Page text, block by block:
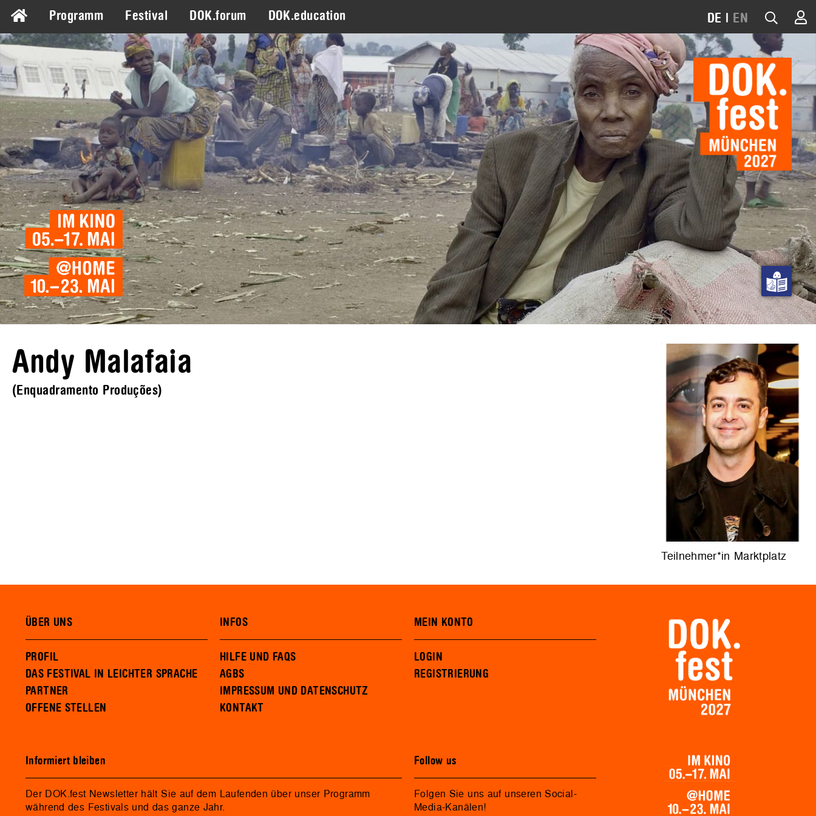
Programm Festival DOK.forum DOK.education DE | EN
Andy Malafaia
(Enquadramento Produções)
Teilnehmer*in Marktplatz
ÜBER UNS
PROFIL
DAS FESTIVAL IN LEICHTER SPRACHE
PARTNER
OFFENE STELLEN
INFOS
HILFE UND FAQS
AGBS
IMPRESSUM UND DATENSCHUTZ
KONTAKT
MEIN KONTO
LOGIN
REGISTRIERUNG
Informiert bleiben
Der DOK.fest Newsletter hält Sie auf dem Laufenden über unser Programm
während des Festivals und das ganze Jahr.
Follow us
Folgen Sie uns auf unseren Social-
Media-Kanälen!